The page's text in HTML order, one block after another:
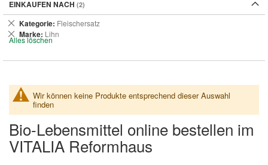
Wir können keine Produkte entsprechend dieser Auswahl
finden
Bio-Lebensmittel online bestellen im
VITALIA Reformhaus
EINKAUFEN NACH
Kategorie Fleischersatz
Dies
entfernen
Marke Lihn
Dies
entfernen
Alles löschen